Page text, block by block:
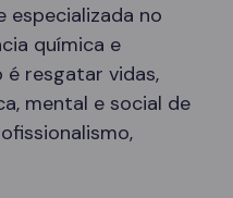
especializada no
química e
é resgatar vidas,
mental e social de